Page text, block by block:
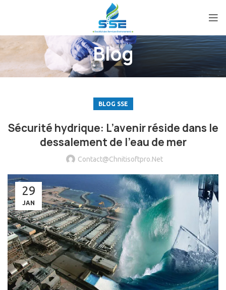
Blog
BLOG SSE
Sécurité hydrique: L’avenir réside dans le
dessalement de l’eau de mer
Contact@chnitisoftpro.net
29
JAN